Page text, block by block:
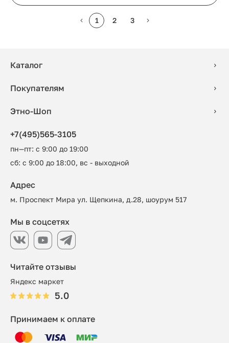
1 2 3
Каталог
Покупателям
Этно-Шоп
+7(495)565-3105
пн—пт: с 9:00 до 19:00
сб: с 9:00 до 18:00, вс - выходной
Читайте отзывы
Яндекс маркет
5.0
Адрес
м. Проспект Мира ул. Щепкина, д.28, шоурум 517
Принимаем к оплате
Мы в соцсетях